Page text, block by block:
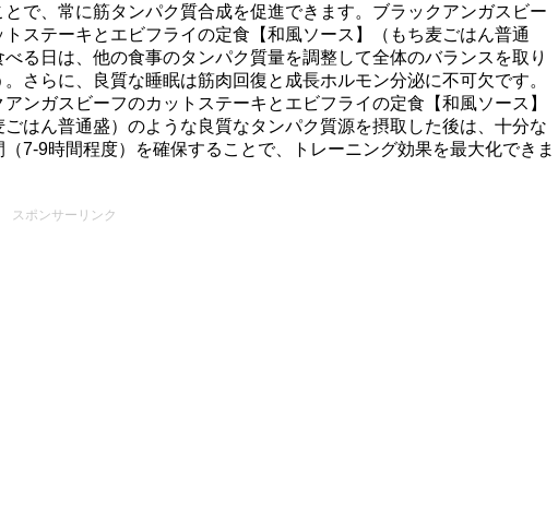
とで、常に筋タンパク質合成を促進できます。ブラックアンガスビー
トステーキとエビフライの定食【和風ソース】（もち⻨ごはん普通
べる日は、他の食事のタンパク質量を調整して全体のバランスを取り
。さらに、良質な睡眠は筋肉回復と成長ホルモン分泌に不可欠です。
アンガスビーフのカットステーキとエビフライの定食【和風ソース】
ごはん普通盛）のような良質なタンパク質源を摂取した後は、十分な
（7-9時間程度）を確保することで、トレーニング効果を最大化できま
スポンサーリンク